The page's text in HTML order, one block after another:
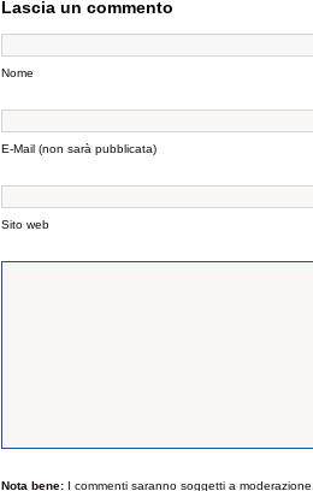
Lascia un commento
Nome
E-Mail (non sarà pubblicata)
Sito web
Nota bene: I commenti saranno soggetti a moderazione.